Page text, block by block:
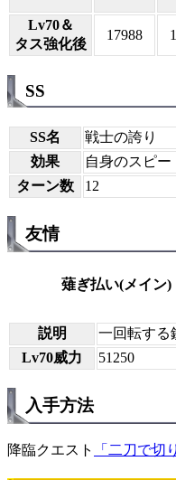
Lv70＆
タス強化後
17988
SS
SS名
戦士の誇り
効果
自身のスピ
ターン数
12
友情
薙ぎ払い(メイン)
説明
一回転する
Lv70威力
51250
入手方法
降臨クエスト 「二刀で切